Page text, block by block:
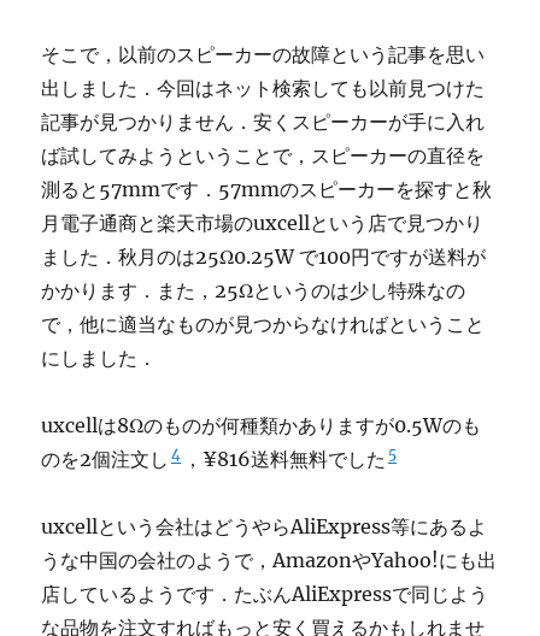
そこで，以前のスピーカーの故障という記事を思い
出しました．今回はネット検索しても以前見つけた
記事が見つかりません．安くスピーカーが手に入れ
ば試してみようということで，スピーカーの直径を
測ると57mmです．57mmのスピーカーを探すと秋
月電子通商と楽天市場のuxcellという店で見つかり
ました．秋月のは25Ω0.25W で100円ですが送料が
かかります．また，25Ωというのは少し特殊なの
で，他に適当なものが見つからなければということ
にしました．
uxcellは8Ωのものが何種類かありますが0.5Wのも
のを2個注文し 4 ，¥816送料無料でした 5
uxcellという会社はどうやらAliExpress等にあるよ
うな中国の会社のようで，AmazonやYahoo!にも出
店しているようです．たぶんAliExpressで同じよう
な品物を注文すればもっと安く買えるかもしれませ